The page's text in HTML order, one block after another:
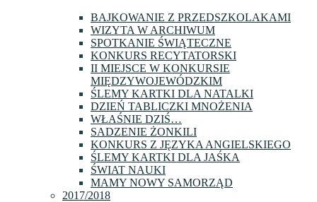
BAJKOWANIE Z PRZEDSZKOLAKAMI
WIZYTA W ARCHIWUM
SPOTKANIE ŚWIĄTECZNE
KONKURS RECYTATORSKI
II MIEJSCE W KONKURSIE
MIĘDZYWOJEWÓDZKIM
ŚLEMY KARTKI DLA NATALKI
DZIEŃ TABLICZKI MNOŻENIA
WŁAŚNIE DZIŚ…
SADZENIE ŻONKILI
KONKURS Z JĘZYKA ANGIELSKIEGO
ŚLEMY KARTKI DLA JAŚKA
ŚWIAT NAUKI
MAMY NOWY SAMORZĄD
2017/2018